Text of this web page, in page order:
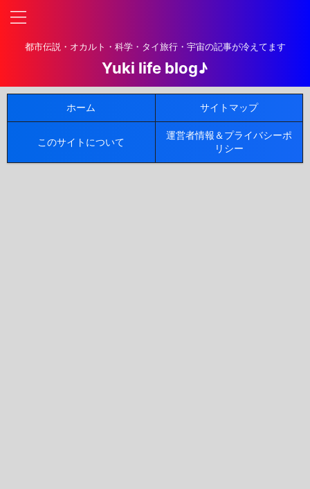
都市伝説・オカルト・科学・タイ旅行・宇宙の記事が冷えてます
Yuki life blog♪
ホーム サイトマップ
このサイトについて
運営者情報＆プライバシーポ
リシー